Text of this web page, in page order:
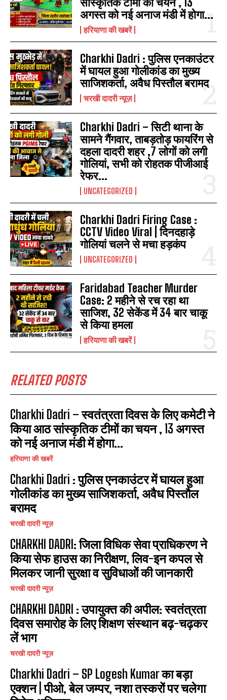
अगस्त को नई अनाज मंडी में होगा...
हरियाणा की खबरें
Charkhi Dadri : पुलिस एनकाउंटर
में घायल हुआ गोलीकांड का मुख्य
साजिशकर्ता, अवैध पिस्तौल बरामद
चरखी दादरी न्यूज़
Charkhi Dadri – सिटी थाना के
सामने गैंगवार, ताबड़तोड़ फायरिंग से
दहला दादरी शहर ,7 लोगों को लगी
गोलियां, सभी को रोहतक पीजीआई
रेफर...
UNCATEGORIZED
Charkhi Dadri Firing Case :
CCTV Video Viral | दिनदहाड़े
गोलियां चलने से मचा हड़कंप
UNCATEGORIZED
Faridabad Teacher Murder
Case: 2 महीने से रच रहा था
साजिश, 32 सेकेंड में 34 बार चाकू
से किया हमला
हरियाणा की खबरें
RELATED POSTS
Charkhi Dadri – स्वतंत्रता दिवस के लिए कमेटी ने
किया आठ सांस्कृतिक टीमों का चयन , 13 अगस्त
को नई अनाज मंडी में होगा...
हरियाणा की खबरें
Charkhi Dadri : पुलिस एनकाउंटर में घायल हुआ
गोलीकांड का मुख्य साजिशकर्ता, अवैध पिस्तौल
बरामद
चरखी दादरी न्यूज़
CHARKHI DADRI: जिला विधिक सेवा प्राधिकरण ने
किया सेफ हाउस का निरीक्षण, लिव-इन कपल से
मिलकर जानी सुरक्षा व सुविधाओं की जानकारी
चरखी दादरी न्यूज़
CHARKHI DADRI : उपायुक्त की अपील: स्वतंत्रता
दिवस समारोह के लिए शिक्षण संस्थान बढ़-चढ़कर
लें भाग
चरखी दादरी न्यूज़
Charkhi Dadri – SP Logesh Kumar का बड़ा
एक्शन | पीओ, बेल जम्पर, नशा तस्करों पर चलेगा